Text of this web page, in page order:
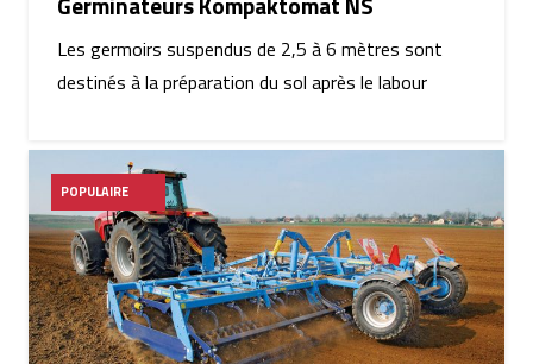
Les germoirs suspendus de 2,5 à 6 mètres sont
destinés à la préparation du sol après le labour
POPULAIRE